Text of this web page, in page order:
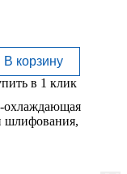
В корзину
в 1 клик
охлаждающая
шлифования,